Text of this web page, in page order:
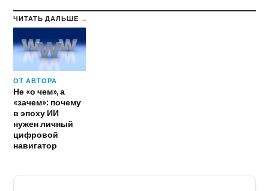
ЧИТАТЬ ДАЛЬШЕ →
ОТ АВТОРА
Не «о чем», а
«зачем»: почему
в эпоху ИИ
нужен личный
цифровой
навигатор